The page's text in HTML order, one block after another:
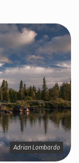
Adrian Lombardo